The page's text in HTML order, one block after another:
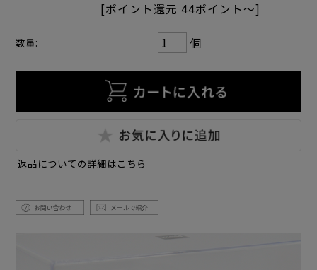
[ポイント還元 44ポイント～]
数量: 個
返品についての詳細はこちら